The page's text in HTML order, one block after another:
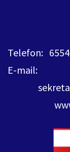
Telefon:
E-mail: